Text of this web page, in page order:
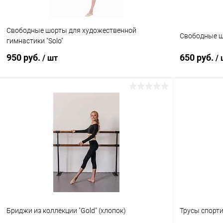
Коралловый Красный
Свободные шорты для художественной
гимнастики "Solo"
950 руб. / шт
В наличии
Черный
Свободные
650 руб. /
Черный
Бриджи из коллекции "Gold" (хлопок) Трусы